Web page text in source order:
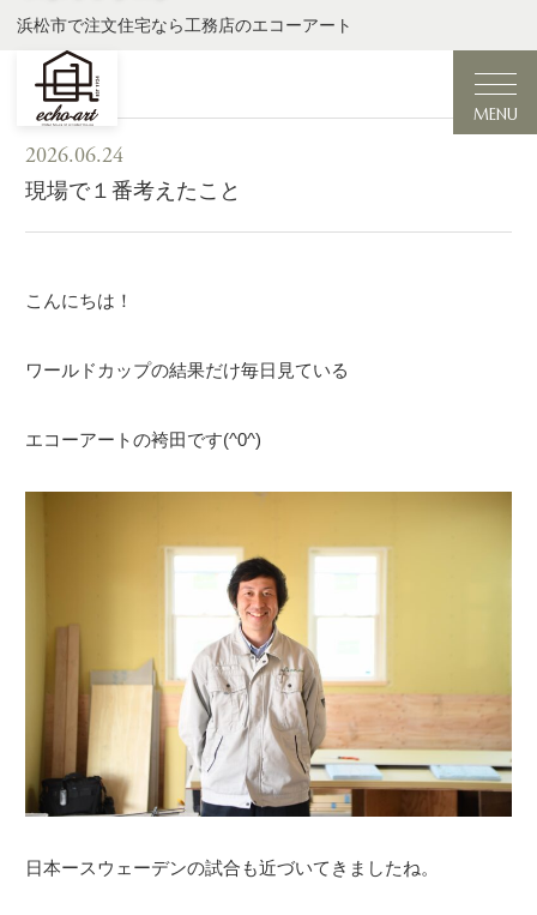
浜松市で注文住宅なら工務店のエコーアート
MENU
2026.06.24
現場で１番考えたこと
こんにちは！
ワールドカップの結果だけ毎日見ている
エコーアートの袴田です(^0^)
日本ースウェーデンの試合も近づいてきましたね。